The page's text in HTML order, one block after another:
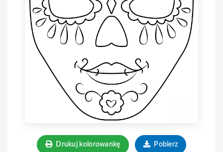
Drukuj kolorowankę Pobierz